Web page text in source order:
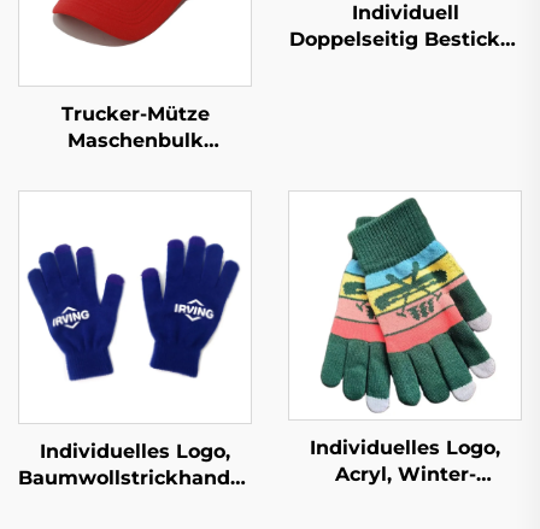
Trucker-Mütze
Maschenbulk
verstellbar,
Männer und Frauen
Individuell
Doppelseitig Bestickte
Individuelles Logo,
Baumwollstrickhandschuhe,
Individuelles Logo,
Acryl, Winter-